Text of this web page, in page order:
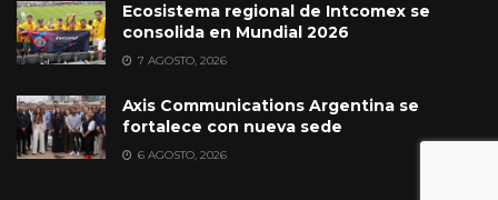
Ecosistema regional de Intcomex se
consolida en Mundial 2026
7 AGOSTO, 2026
Axis Communications Argentina se
fortalece con nueva sede
6 AGOSTO, 2026